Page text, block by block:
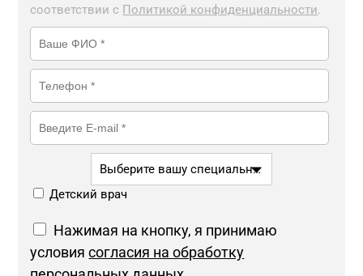
соответствии с Политикой конфиденциальности.
Выберите вашу специальность *
Детский врач
Нажимая на кнопку, я принимаю
условиясогласия на обработку